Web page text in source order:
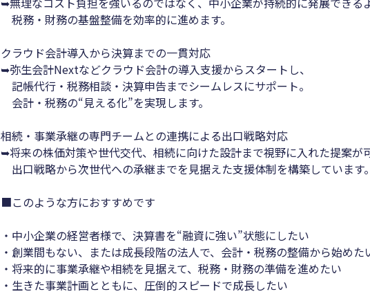
税務・財務の基盤整備を効率的に進めます。
クラウド会計導入から決算までの一貫対応
➥弥生会計Nextなどクラウド会計の導入支援からスタートし、
記帳代行・税務相談・決算申告までシームレスにサポート。
会計・税務の“見える化”を実現します。
相続・事業承継の専門チームとの連携による出口戦略対応
➥将来の株価対策や世代交代、相続に向けた設計まで視野に入れた提案が
出口戦略から次世代への承継までを見据えた支援体制を構築しています
■このような方におすすめです
・中小企業の経営者様で、決算書を“融資に強い”状態にしたい
・創業間もない、または成長段階の法人で、会計・税務の整備から始めた
・将来的に事業承継や相続を見据えて、税務・財務の準備を進めたい
・生きた事業計画とともに、圧倒的スピードで成長したい